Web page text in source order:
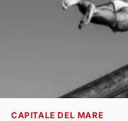
CAPITALE DEL MARE